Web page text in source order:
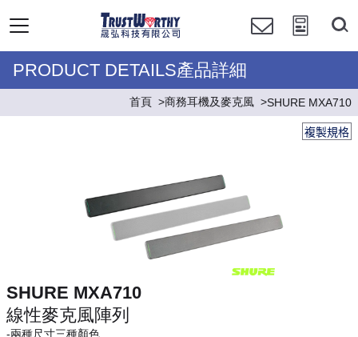
PRODUCT DETAILS產品詳細
首頁 商務耳機及麥克風 SHURE MXA710
複製規格
SHURE MXA710
線性麥克風陣列
-兩種尺寸三種顏色